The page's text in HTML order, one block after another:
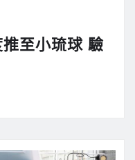
至小琉球 驗